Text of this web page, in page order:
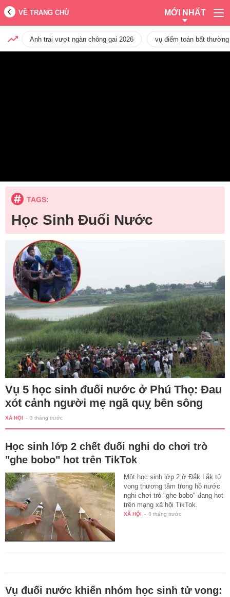
VỀ TRANG CHỦ MỚI NHẤT
Anh trai vượt ngàn chông gai 2026 vụ điểm toán bất
TAGS:
Học Sinh Đuối Nước
Vụ 5 học sinh đuối nước ở Phú Thọ: Đau
xót cảnh người mẹ ngã quỵ bên sông
XÃ HỘI - 3 tháng trước
Học sinh lớp 2 chết đuối nghi do chơi trò
"ghe bobo" hot trên TikTok
Một học sinh lớp 2 ở Đắk Lắk tử
vong thương tâm trong hồ nước
nghi chơi trò "ghe bobo" đang hot
trên mạng xã hội TikTok.
XÃ HỘI - 8 tháng trước
Vụ đuối nước khiến nhóm học sinh tử vong: